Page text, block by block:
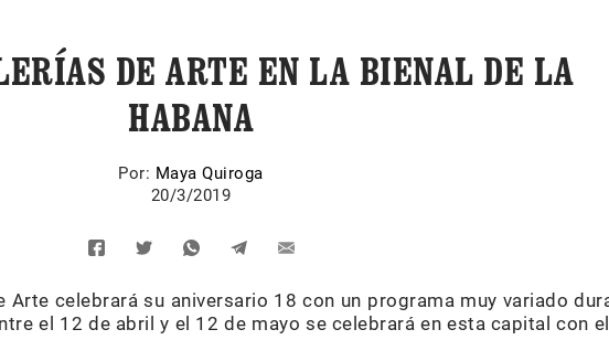
DE ARTE EN LA BIENAL DE LA
HABANA
Por: Maya Quiroga
20/3/2019
Arte celebrará su aniversario 18 con un programa muy variado
el 12 de abril y el 12 de mayo se celebrará en esta capital con